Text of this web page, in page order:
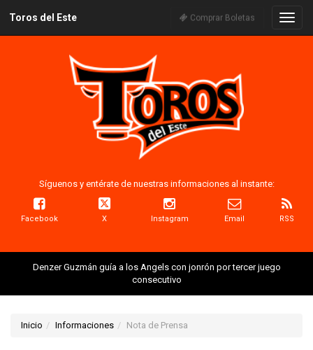
Toros del Este Comprar Boletas
Síguenos y entérate de nuestras informaciones al instante:
Facebook X Instagram Email RSS
Denzer Guzmán guía a los Angels con jonrón por tercer juego
consecutivo
Inicio Informaciones Nota de Prensa